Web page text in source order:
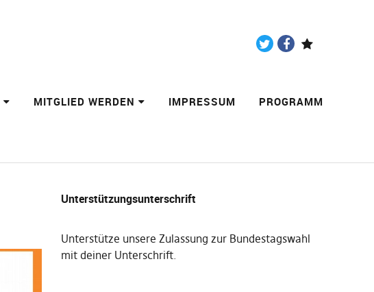
MITGLIED WERDEN IMPRESSUM PROGRAMM
Unterstützungsunterschrift
Unterstütze unsere Zulassung zur Bundestagswahl
mit deiner Unterschrift.